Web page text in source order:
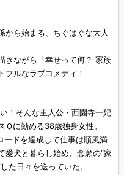
から始まる、ちぐはぐな大人
きながら「幸せって何？ 家族
フルなラブコメディ！
！そんな主人公・西園寺一妃
Ｑに勤める38歳独身女性。
ードを達成して仕事は順風満
愛犬と暮らし始め、念願の“家
た日々を送っていた。